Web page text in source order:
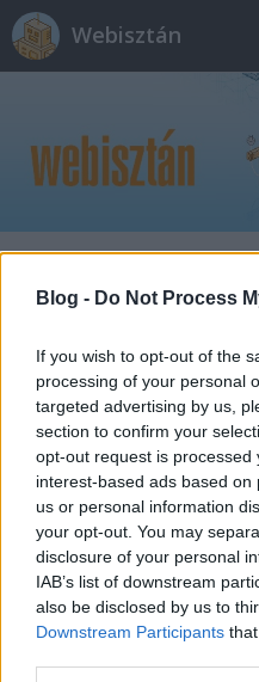
Blog - Do Not Process
If you wish to opt-out of the
processing of your personal
targeted advertising by us,
section to confirm your
opt-out request is processed
interest-based ads based
us or personal information
your opt-out. You may
disclosure of your personal
IAB’s list of downstream
also be disclosed by us to
Downstream Participants
Webisztán
Címkék»esettanulmány
hírbehozó•2009. június 18.
Bár még nem tudjuk
rejteni a Google Wave,
Google-nál is több
fantáziánkat is
kommunikáció
ábrándok következnek.
Esettanulmány:
időjárásszájt